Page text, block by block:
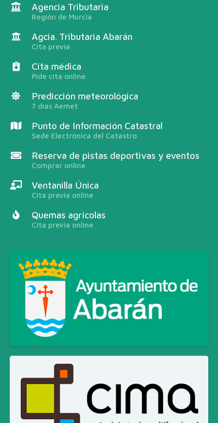
Agencia Tributaria
Región de Murcia
Agcia. Tributaria Abarán
Cita previa
Cita médica
Pide cita online
Predicción meteorológica
7 días Aemet
Punto de Información Catastral
Sede Electrónica del Catastro
Reserva de pistas deportivas y eventos
Comprar online
Ventanilla Única
Cita previa online
Quemas agrícolas
Cita previa online